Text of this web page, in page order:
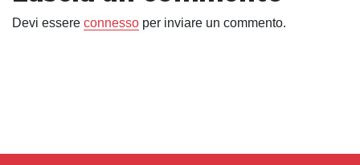
Devi essere connesso per inviare un commento.